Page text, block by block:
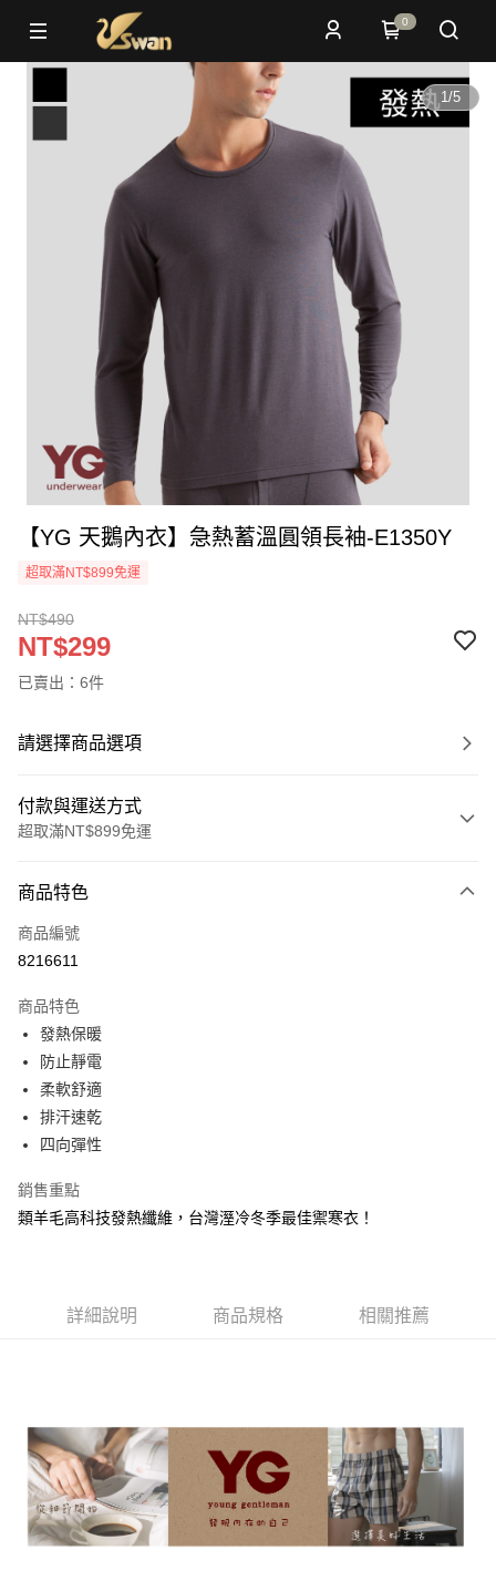
0
1/5
【YG 天鵝內衣】急熱蓄溫圓領長袖-E1350Y
超取滿NT$899免運
NT$490
NT$299
已賣出：6件
請選擇商品選項
付款與運送方式
超取滿NT$899免運
信用卡一次付款
超商取貨付款
悠遊付
AFTEE先享後付
相關說明
【關於「AFTEE先享後付」】
AFTEE先享後付是「在收到商品之後才付款」的支付方式。 讓您購物簡單
１．簡單：不需註冊會員、不需綁卡、不需儲值。
２．便利：只要手機號碼，簡訊認證，即可結帳。
３．安心：先確認商品／服務後，再付款。
２．訂單成立數日內，您將收到繳費通知簡訊。
※ 交易是否成功請以「AFTEE先享後付 」之結帳頁面顯示為準，若有關於
是否繳費成功／繳費後需取消欲退款等相關疑問，請聯繫「AFTEE先享後付
客戶支援中心」https://netprotections.freshdesk.com/support/home
【注意事項】
１．透過由恩沛科技股份有限公司提供之「AFTEE先享後付」服務完成之交
運送方式
全家取貨付款
每筆NT$80，滿NT$899(含以上)免運費
7-11取貨付款
每筆NT$80，滿NT$899(含以上)免運費
宅配
每筆NT$100，滿NT$899(含以上)免運費
商品特色
商品編號
8216611
商品特色
發熱保暖
防止靜電
柔軟舒適
排汗速乾
四向彈性
銷售重點
類羊毛高科技發熱纖維，台灣溼冷冬季最佳禦寒衣！
詳細說明 商品規格 相關推薦